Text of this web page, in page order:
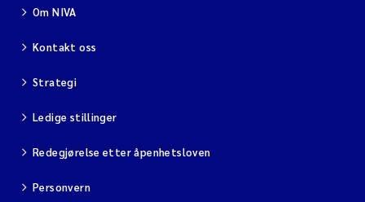
Om NIVA
Kontakt oss
Strategi
Ledige stillinger
Redegjørelse etter åpenhetsloven
Personvern